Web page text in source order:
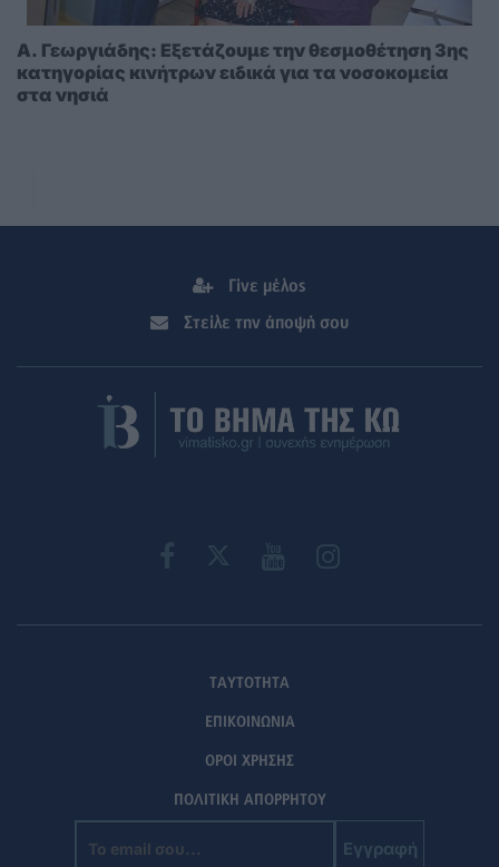
A. Γεωργιάδης: Eξετάζουμε την θεσμοθέτηση 3ης
κατηγορίας κινήτρων ειδικά για τα νοσοκομεία
στα νησιά
Γίνε μέλος
Στείλε την άποψή σου
ΤΑΥΤΟΤΗΤΑ
ΕΠΙΚΟΙΝΩΝΙΑ
ΟΡΟΙ ΧΡΗΣΗΣ
ΠΟΛΙΤΙΚΗ ΑΠΟΡΡΗΤΟΥ
Εγγραφή